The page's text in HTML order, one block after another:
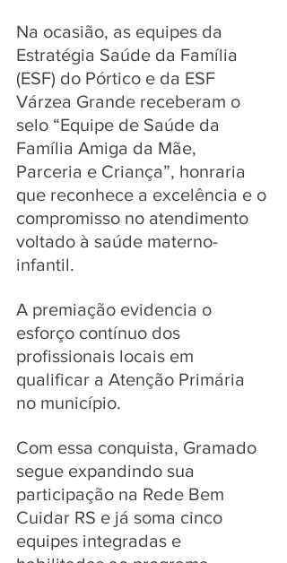
Na ocasião, as equipes da
Estratégia Saúde da Família
(ESF) do Pórtico e da ESF
Várzea Grande receberam o
selo “Equipe de Saúde da
Família Amiga da Mãe,
Parceria e Criança”, honraria
que reconhece a excelência e o
compromisso no atendimento
voltado à saúde materno-
infantil.
A premiação evidencia o
esforço contínuo dos
profissionais locais em
qualificar a Atenção Primária
no município.
Com essa conquista, Gramado
segue expandindo sua
participação na Rede Bem
Cuidar RS e já soma cinco
equipes integradas e